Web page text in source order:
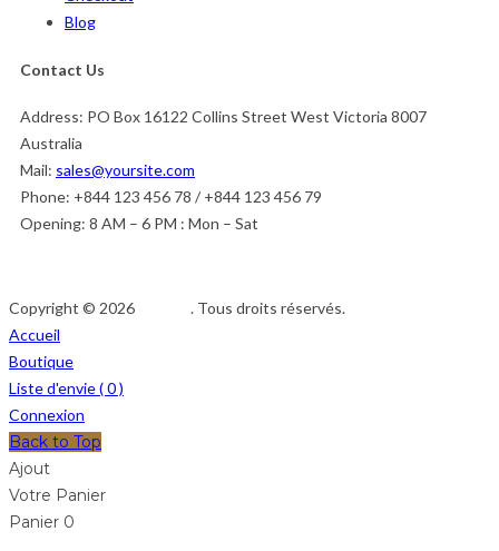
Blog
Contact Us
Address: PO Box 16122 Collins Street West Victoria 8007
Australia
Mail: sales@yoursite.com
Phone: +844 123 456 78 / +844 123 456 79
Opening: 8 AM – 6 PM : Mon – Sat
Copyright © 2026
. Tous droits réservés.
Accueil
Boutique
Liste d'envie (0)
Connexion
Back to Top
Ajout
Votre Panier
Panier 0